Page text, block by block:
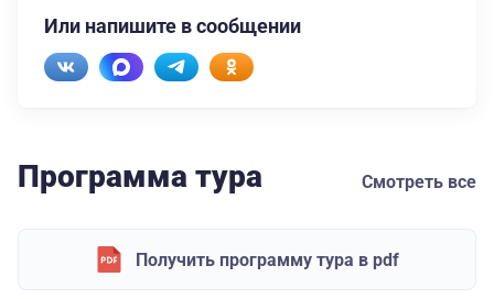
Или напишите в сообщении
Программа тура Смотреть все
Получить программу тура в pdf